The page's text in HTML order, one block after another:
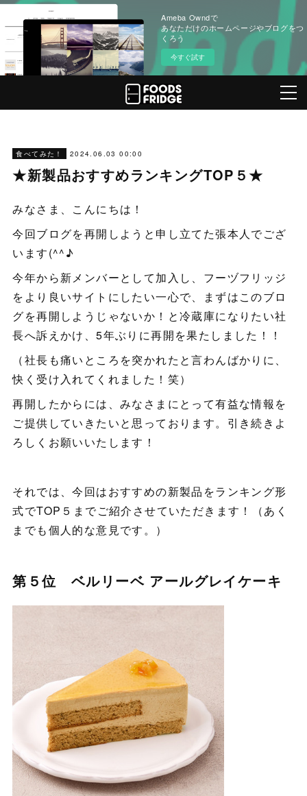
Ameba Owndで
あなただけのホームページやブログをつ
くろう
今すぐ試す
食べてみた！ 2024.06.03 00:00
★新製品おすすめランキングTOP５★
みなさま、こんにちは！
今回ブログを再開しようと申し立てた張本人でござ
います(^^♪
今年から新メンバーとして加入し、フーヅフリッジ
をより良いサイトにしたい一心で、まずはこのブロ
グを再開しようじゃないか！と冷蔵庫になりたい社
長へ訴えかけ、5年ぶりに再開を果たしました！！
（社長も痛いところを突かれたと言わんばかりに、
快く受け入れてくれました！笑）
再開したからには、みなさまにとって有益な情報を
ご提供していきたいと思っております。引き続きよ
ろしくお願いいたします！
それでは、今回はおすすめの新製品をランキング形
式でTOP５までご紹介させていただきます！（あく
までも個人的な意見です。）
第５位 ベルリーベ アールグレイケーキ